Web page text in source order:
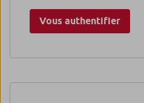
Vous authentifier